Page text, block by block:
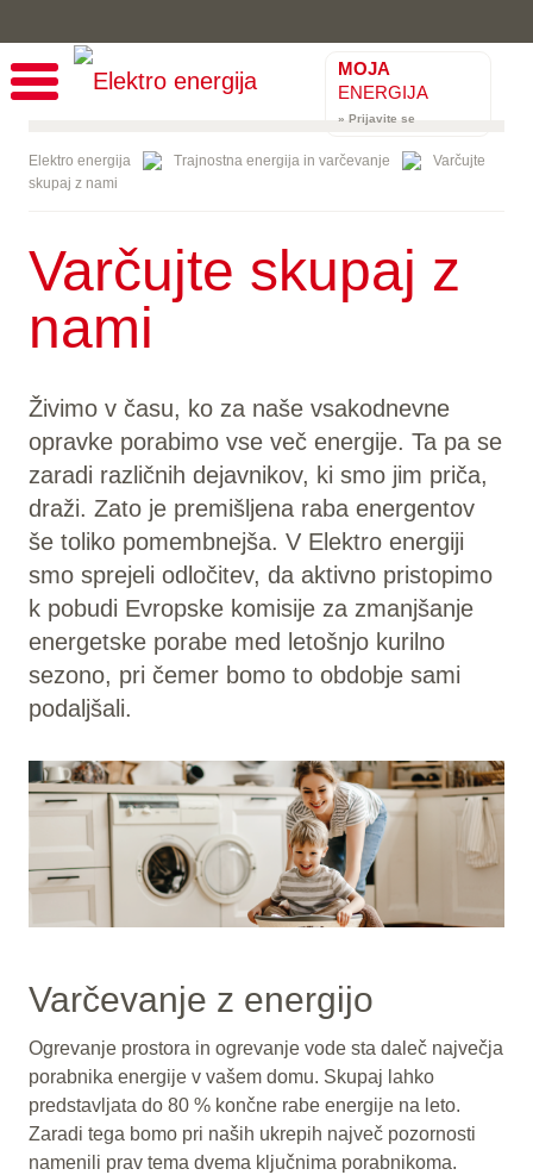
MOJA
ENERGIJA
» Prijavite se
Elektro energija Trajnostna energija in varčevanje
Varčujte
skupaj z nami
Varčujte skupaj z
nami
Živimo v času, ko za naše vsakodnevne
opravke porabimo vse več energije. Ta pa se
zaradi različnih dejavnikov, ki smo jim priča,
draži. Zato je premišljena raba energentov
še toliko pomembnejša. V Elektro energiji
smo sprejeli odločitev, da aktivno pristopimo
k pobudi Evropske komisije za zmanjšanje
energetske porabe med letošnjo kurilno
sezono, pri čemer bomo to obdobje sami
podaljšali.
Varčevanje z energijo
Ogrevanje prostora in ogrevanje vode sta daleč največja
porabnika energije v vašem domu. Skupaj lahko
predstavljata do 80 % končne rabe energije na leto.
Zaradi tega bomo pri naših ukrepih največ pozornosti
namenili prav tema dvema ključnima porabnikoma.